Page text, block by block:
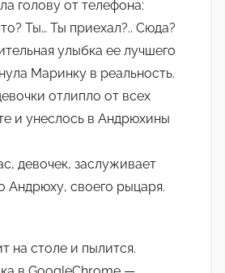
голову от телефона:
Ты… Ты приехал?.. Сюда?
улыбка ее лучшего
Маринку в реальность.
отлипло от всех
и унеслось в Андрюхины
девочек, заслуживает
Андрюху, своего рыцаря.
на столе и пылится.